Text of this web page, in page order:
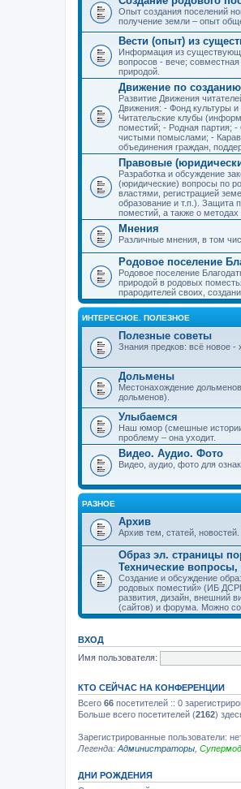
Опыт создания поселений
получение земли – опыт
Вести (опыт) из
Информация из
вопросов - вече;
природой.
Движение по
Развитие Движения
Движения: - Фонд культуры и
Читательские клубы
поместий; - Родная партия;
чистыми помыслами; -
объединения граждан,
Правовые
Разработка и обсуждение
(юридические) вопросы по
властями, регистрацией
образование и т.п.). Защита
поместий, а также о
Мнения
Различные мнения, в том
Родовое поселение
Родовое поселение
природой в родовых
прародителей своих,
ИНТЕРЕСНОЕ. ПОЛЕЗНОЕ
Полезные советы
Знания предков: всё новое -
Дольмены
Местонахождение
дольменов).
Улыбаемся
Наш юмор (смешные
проблему – она уходит.
Видео. Аудио. Фото
Видео, аудио, фото для
РАЗНОЕ
Архив
Архив тем, статей, новостей.
Образ эл. страницы
Технические вопросы,
Создание и обсуждение
родовых поместий» (ИБ
развития, дизайн, внешний
(сайтов) и форума. Можно
ВХОД
Имя пользователя:
КТО СЕЙЧАС НА КОНФЕРЕНЦИИ
Всего 66 посетителей :: 0
Больше всего посетителей (2162)
Зарегистрированные пользователи:
Легенда: Администраторы
ДНИ РОЖДЕНИЯ